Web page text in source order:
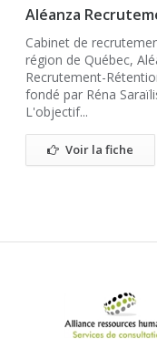
Aléanza
Cabinet de
région de Québec,
Recrutement-
fondé par Réna
L'objectif...
Voir la fiche